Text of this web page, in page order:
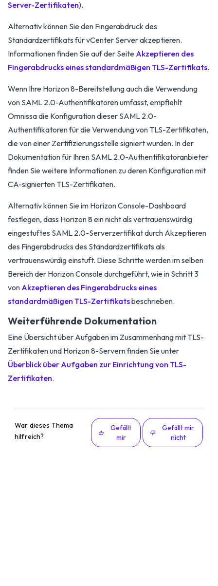
Server-Zertifikaten).
Alternativ können Sie den Fingerabdruck des
Standardzertifikats für vCenter Server akzeptieren.
Informationen finden Sie auf der Seite Akzeptieren des
Fingerabdrucks eines standardmäßigen TLS-Zertifikats.
Wenn Ihre Horizon 8-Bereitstellung auch die Verwendung
von SAML 2.0-Authentifikatoren umfasst, empfiehlt
Omnissa die Konfiguration dieser SAML 2.0-
Authentifikatoren für die Verwendung von TLS-Zertifikaten,
die von einer Zertifizierungsstelle signiert wurden. In der
Dokumentation für Ihren SAML 2.0-Authentifikatoranbieter
finden Sie weitere Informationen zu deren Konfiguration mit
CA-signierten TLS-Zertifikaten.
Alternativ können Sie im Horizon Console-Dashboard
festlegen, dass Horizon 8 ein nicht als vertrauenswürdig
eingestuftes SAML 2.0-Serverzertifikat durch Akzeptieren
des Fingerabdrucks des Standardzertifikats als
vertrauenswürdig einstuft. Diese Schritte werden im selben
Bereich der Horizon Console durchgeführt, wie in Schritt 3
von Akzeptieren des Fingerabdrucks eines
standardmäßigen TLS-Zertifikatsbeschrieben.
Weiterführende Dokumentation
Eine Übersicht über Aufgaben im Zusammenhang mit TLS-
Zertifikaten und Horizon 8-Servern finden Sie unter
Überblick über Aufgaben zur Einrichtung von TLS-
Zertifikaten.
War dieses Thema
hilfreich?
Gefällt
mir
Gefällt mir
nicht